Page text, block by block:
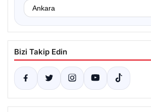
Bizi Takip Edin